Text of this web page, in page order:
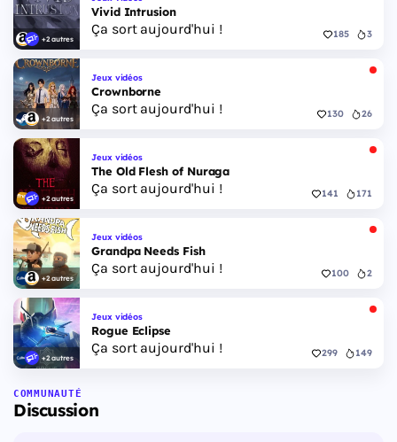
+2 autres
Vivid Intrusion
Ça sort aujourd'hui ! 185 3
+2 autres
Jeux vidéos
Crownborne
Ça sort aujourd'hui ! 130 26
+2 autres
Jeux vidéos
The Old Flesh of Nuraga
Ça sort aujourd'hui ! 141 171
+2 autres
Jeux vidéos
Grandpa Needs Fish
Ça sort aujourd'hui ! 100 2
+2 autres
Jeux vidéos
Rogue Eclipse
Ça sort aujourd'hui ! 299 149
COMMUNAUTÉ
Discussion